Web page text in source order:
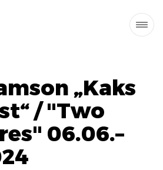
„Kaks
/ "Two
06.06.–